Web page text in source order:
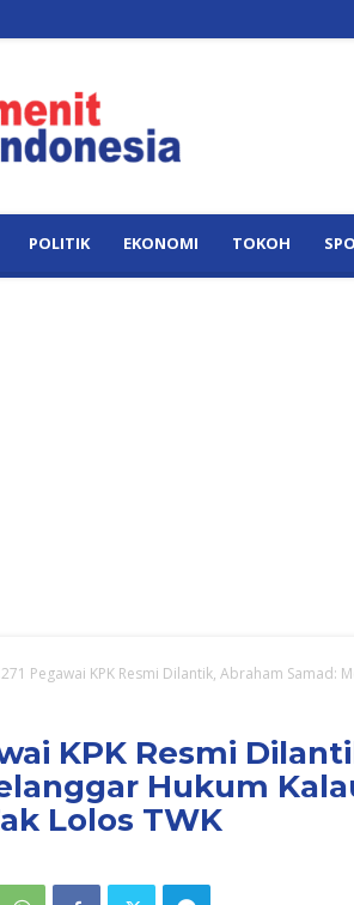
Indonesia
POLITIK EKONOMI TOKOH
Pegawai KPK Resmi Dilantik, Abraham Samad:
KPK Resmi
Hukum
Lolos TWK